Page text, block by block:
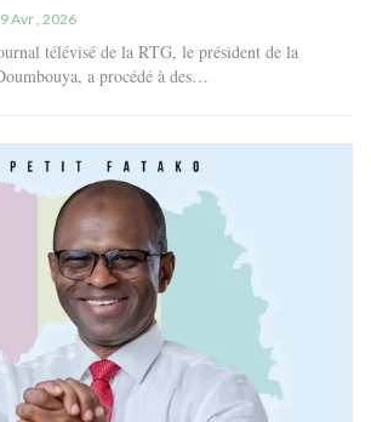
Avr , 2026
télévisé de la RTG, le président de la
a procédé à des…